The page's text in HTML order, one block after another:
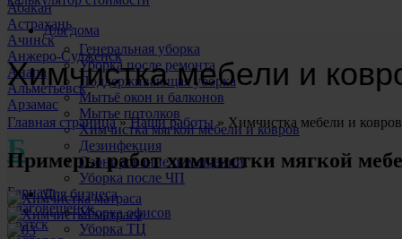
Абакан
Астрахань
Ачинск
Анжеро-Судженск
Анапа
Альметьевск
Арзамас
Б
Барнаул
Благовещенск
Братск
Для дома
Генеральная уборка
Уборка после ремонта
Поддерживающая уборка
Мытьё окон и балконов
Мытье потолков
Химчистка мягкой мебели и ковров
Дезинфекция
Озонирование помещений
Уборка после ЧП
Для бизнеса
Уборка офисов
Уборка ТЦ
Химчистка мебели и
Главная страница»Наши работы» Химчистка мебели и ковров
Примеры работ химчистки мягкой